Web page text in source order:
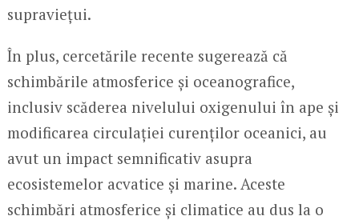
supraviețui.
În plus, cercetările recente sugerează că
schimbările atmosferice și oceanografice,
inclusiv scăderea nivelului oxigenului în ape și
modificarea circulației curenților oceanici, au
avut un impact semnificativ asupra
ecosistemelor acvatice și marine. Aceste
schimbări atmosferice și climatice au dus la o